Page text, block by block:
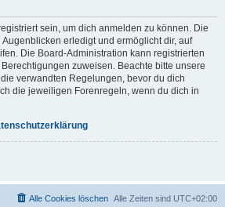
sein, um dich anmelden zu können. Die
erledigt und ermöglicht dir, auf
Die Board-Administration kann registrierten
zuweisen. Beachte bitte unsere
verwandten Regelungen, bevor du dich
die jeweiligen Forenregeln, wenn du dich in
Alle Zeiten sind UTC+02:00
Alle Cookies löschen